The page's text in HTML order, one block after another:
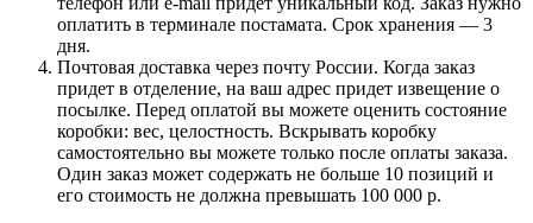
оплатить в терминале постамата. Срок хранения — 3
дня.
Почтовая доставка через почту России. Когда заказ
придет в отделение, на ваш адрес придет извещение о
посылке. Перед оплатой вы можете оценить состояние
коробки: вес, целостность. Вскрывать коробку
самостоятельно вы можете только после оплаты заказа.
Один заказ может содержать не больше 10 позиций и
его стоимость не должна превышать 100 000 р.